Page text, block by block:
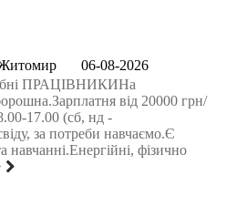
06-08-2026
ПРАЦІВНИКИНа
від 20000 грн/
17.00 (сб, нд -
за потреби навчаємо.Є
навчанні.Енергійні, фізично